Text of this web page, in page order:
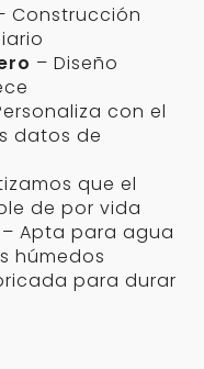
Construcción
– Diseño
con el
datos de
que el
de por vida
– Apta para agua
húmedos
para durar